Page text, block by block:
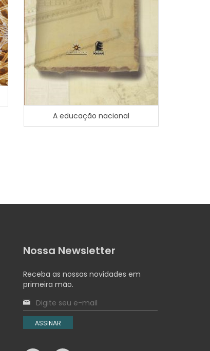
A educação nacional
Nossa Newsletter
Receba as nossas novidades em
primeira mão.
ASSINAR